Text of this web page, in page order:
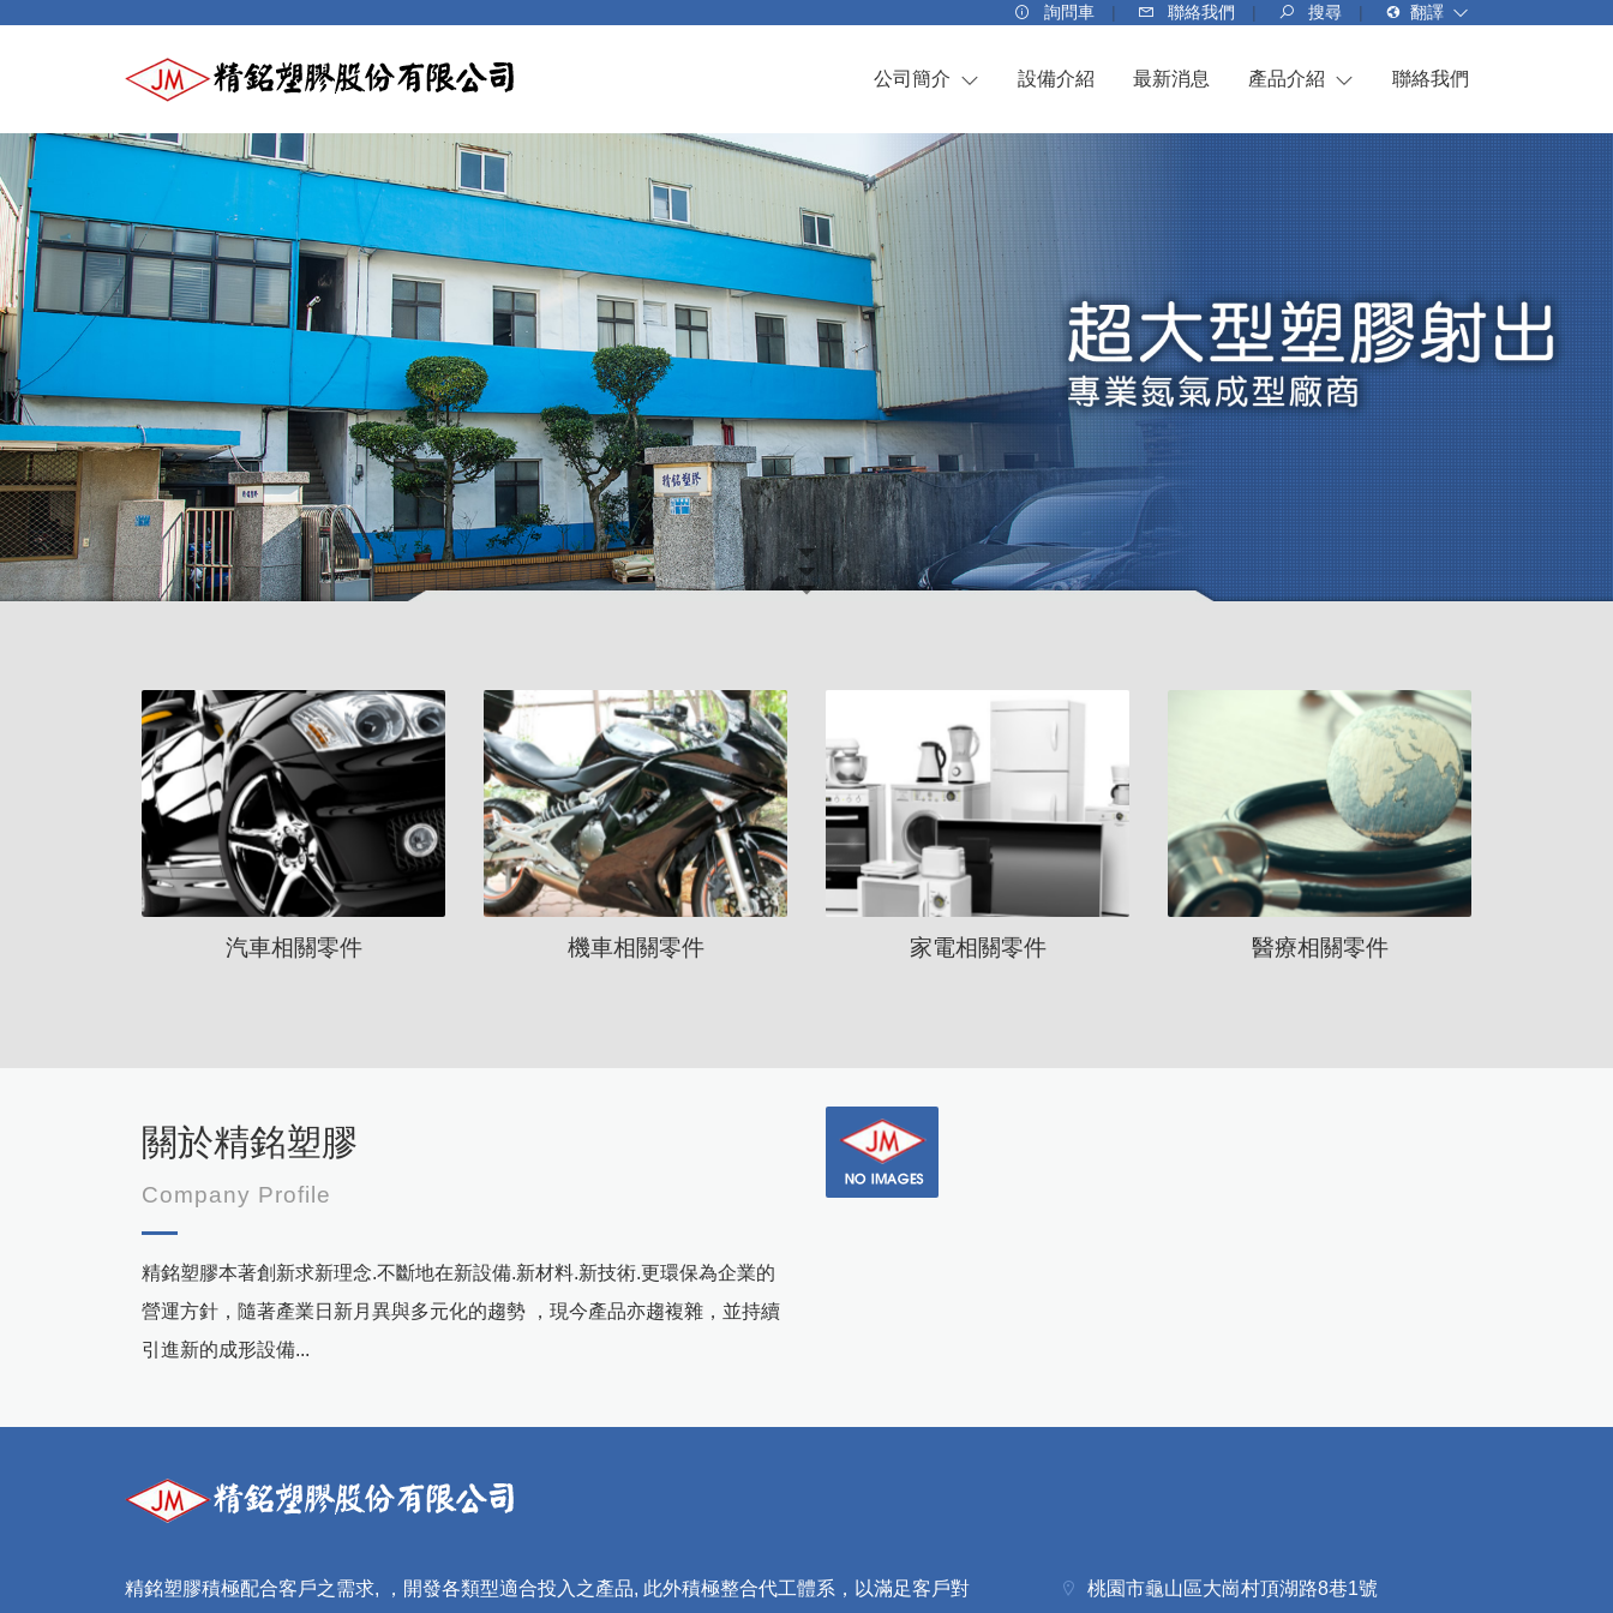
詢問車 聯絡我們 搜尋
翻譯
公司簡介
關於我們
設備介紹 最新消息 產品介紹
汽車零配件
家電相關配件
醫療相關配件
聯絡我們
汽車相關零件 機車相關零件 家電相關零件 醫療相關零件
關於精銘塑膠
Company Profile
精銘塑膠本著創新求新理念.不斷地在新設備.新材料.新技術.更環保為企業的
營運方針，隨著產業日新月異與多元化的趨勢 ，現今產品亦趨複雜，並持續
引進新的成形設備...
精銘塑膠積極配合客戶之需求, ，開發各類型適合投入之產品, 此外積極整合代工體系，以滿足客戶對 桃園市龜山區大崗村頂湖路8巷1號